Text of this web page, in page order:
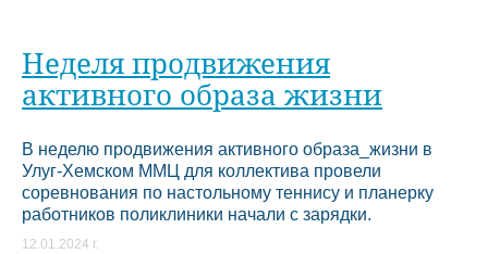
Неделя продвижения
активного образа жизни
В неделю продвижения активного образа_жизни в
Улуг-Хемском ММЦ для коллектива провели
соревнования по настольному теннису и планерку
работников поликлиники начали с зарядки.
12.01.2024 г.